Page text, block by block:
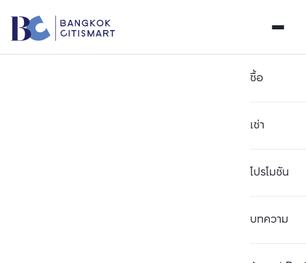
ซื้อ
เช่า
โปรโมชัน
บทความ